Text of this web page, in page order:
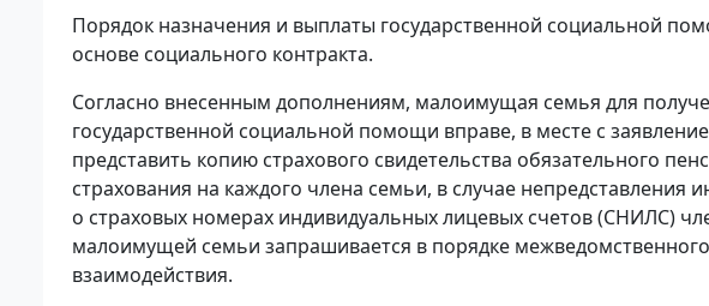
Порядок назначения и выплаты государственной социальной
основе социального контракта.
Согласно внесенным дополнениям, малоимущая семья для
государственной социальной помощи вправе, в месте с
представить копию страхового свидетельства обязательного
страхования на каждого члена семьи, в случае непредставления
о страховых номерах индивидуальных лицевых счетов (СНИЛС)
малоимущей семьи запрашивается в порядке межведомственного
взаимодействия.